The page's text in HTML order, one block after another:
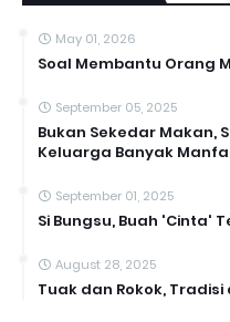
May 01, 2026
Soal Membantu Orang
September 05, 2025
Bukan Sekedar Makan,
Keluarga Banyak
September 01, 2025
Si Bungsu, Buah 'Cinta'
August 28, 2025
Tuak dan Rokok,